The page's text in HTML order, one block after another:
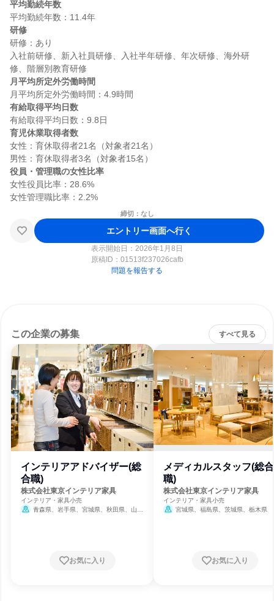
平均勤続年数
研修
研修：あり
入社前研修、新入社員研修、入社半年研修、年次研修、海外研
月平均所定外労働時間
有給取得平均日数
育児休業取得者数
女性：育休取得者21名（対象者21名）
役員・管理職の女性比率
女性役員比率：28.6%
締切：なし
エントリー画面へ行く
表示開始日：2026年1月8日
原稿ID： 01513f237026cafb
問題を報告する
この企業の募集 すべて見る
インテリアアドバイザー(総
合職)
株式会社東京インテリア家具
インテリア・家具小売
青森県、岩手県、宮城県、秋田県、山形
お気に入り
メディカルスタッフ(総合
職)
株式会社東京インテリア家具
インテリア・家具小売
宮城県、福島県、茨城県、栃木県
お気に入り